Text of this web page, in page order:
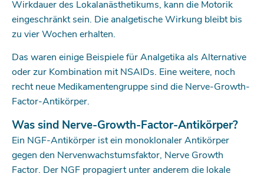
Wirkdauer des Lokalanästhetikums, kann die Motorik
eingeschränkt sein. Die analge­tische Wirkung bleibt bis
zu vier Wochen erhalten.
Das waren einige Beispiele für Analgetika als Alternative
oder zur Kombination mit NSAIDs. Eine weitere, noch
recht neue Medikamentengruppe sind die Nerve-Growth-
Factor-Antikörper.
Was sind Nerve-Growth-Factor-Antikörper?
Ein NGF-Antikörper ist ein monoklonaler ­Antikörper
gegen den Nervenwachstumsfaktor, Nerve Growth
Factor. Der NGF propagiert unter anderem die lokale